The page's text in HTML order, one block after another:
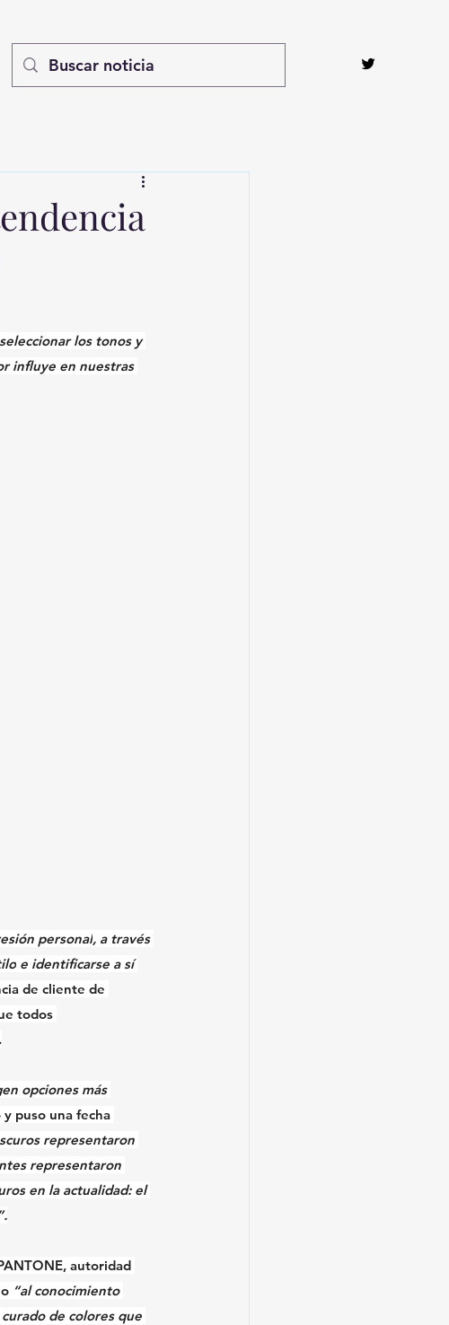
los tonos y
influye en nuestras
personal, a través
e identificarse a sí
de cliente de
todos
opciones más
puso una fecha
representaron
representaron
en la actualidad: el
, autoridad
“al conocimiento
de colores que